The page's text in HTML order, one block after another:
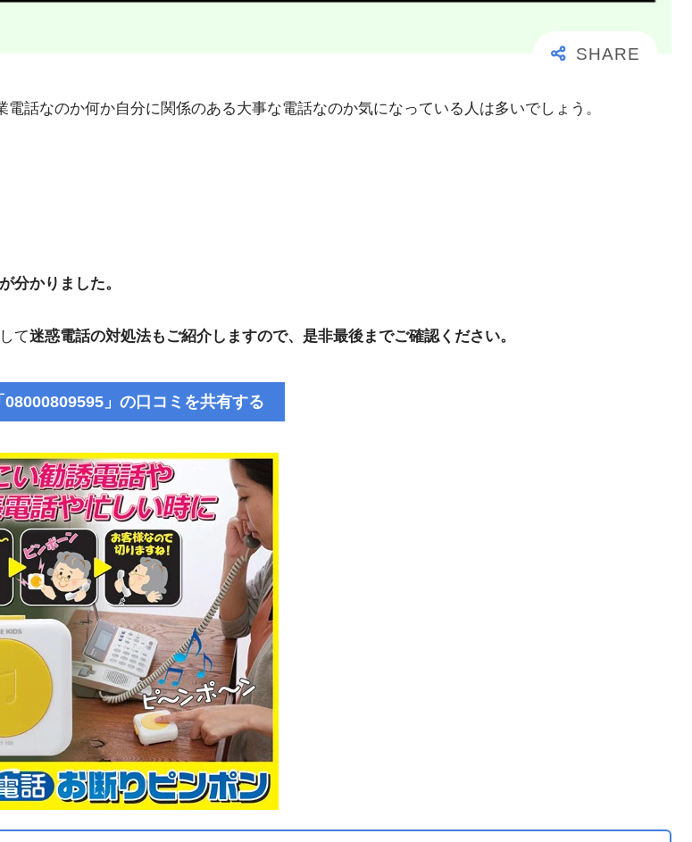
話なのか何か自分に関係のある大事な電話なのか気になっている人は多いでしょう。
分かりました。
て迷惑電話の対処法もご紹介しますので、是非最後までご確認ください。
08000809595」の口コミを共有する